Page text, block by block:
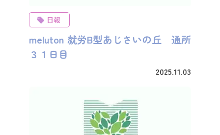
日報
meluton 就労B型あじさいの丘 通所
３１日目
2025.11.03